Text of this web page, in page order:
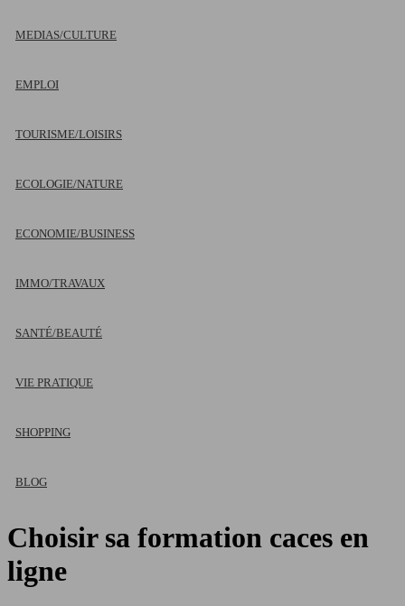
MEDIAS/CULTURE
EMPLOI
TOURISME/LOISIRS
ECOLOGIE/NATURE
ECONOMIE/BUSINESS
IMMO/TRAVAUX
SANTÉ/BEAUTÉ
VIE PRATIQUE
SHOPPING
BLOG
Choisir sa formation caces en
ligne